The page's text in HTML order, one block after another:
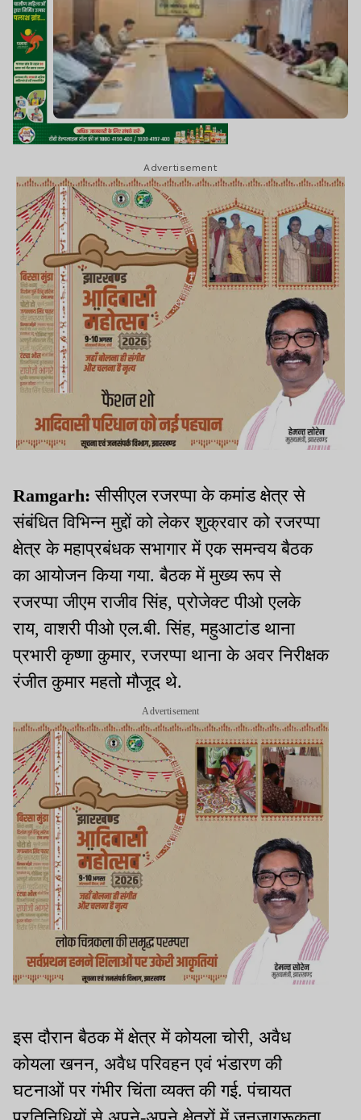
Advertisement
Ramgarh:सीसीएल रजरप्पा के कमांड क्षेत्र से
संबंधित विभिन्न मुद्दों को लेकर शुक्रवार को रजरप्पा
क्षेत्र के महाप्रबंधक सभागार में एक समन्वय बैठक
का आयोजन किया गया. बैठक में मुख्य रूप से
रजरप्पा जीएम राजीव सिंह, प्रोजेक्ट पीओ एलके
राय, वाशरी पीओ एल.बी. सिंह, महुआटांड थाना
प्रभारी कृष्णा कुमार, रजरप्पा थाना के अवर निरीक्षक
रंजीत कुमार महतो मौजूद थे.
Advertisement
इस दौरान बैठक में क्षेत्र में कोयला चोरी, अवैध
कोयला खनन, अवैध परिवहन एवं भंडारण की
घटनाओं पर गंभीर चिंता व्यक्त की गई. पंचायत